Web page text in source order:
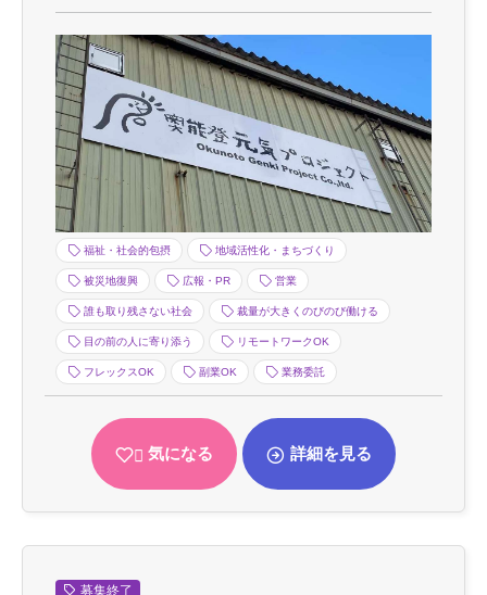
福祉・社会的包摂 地域活性化・まちづくり
被災地復興 広報・PR 営業
誰も取り残さない社会 裁量が大きくのびのび働ける
目の前の人に寄り添う リモートワークOK
フレックスOK 副業OK 業務委託
気になる 詳細を見る
募集終了